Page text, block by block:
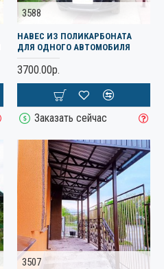
3588
НАВЕС ИЗ ПОЛИКАРБОНАТА
ДЛЯ ОДНОГО АВТОМОБИЛЯ
3700.00р.
Заказать сейчас
3507